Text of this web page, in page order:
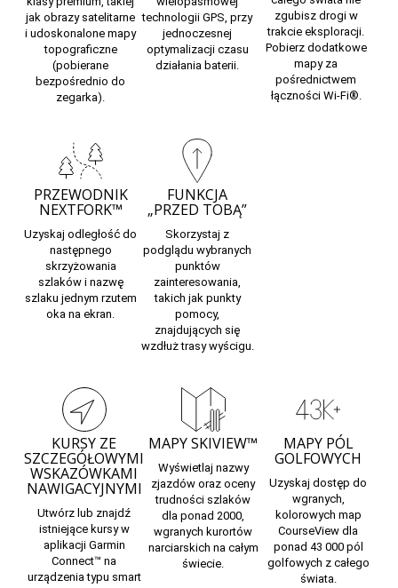
jak obrazy satelitarne
i udoskonalone mapy
topograficzne
(pobierane
bezpośrednio do
zegarka).
technologii GPS, przy
jednoczesnej
optymalizacji czasu
działania baterii.
zgubisz drogi w
trakcie eksploracji.
Pobierz dodatkowe
mapy za
pośrednictwem
łączności Wi-Fi®.
PRZEWODNIK
NEXTFORK™
Uzyskaj odległość do
następnego
skrzyżowania
szlaków i nazwę
szlaku jednym rzutem
oka na ekran.
FUNKCJA
„PRZED TOBĄ”
Skorzystaj z
podglądu wybranych
punktów
zainteresowania,
takich jak punkty
pomocy,
znajdujących się
wzdłuż trasy wyścigu.
KURSY ZE
SZCZEGÓŁOWYMI
WSKAZÓWKAMI
NAWIGACYJNYMI
Utwórz lub znajdź
istniejące kursy w
aplikacji Garmin
Connect™ na
urządzenia typu smart
MAPY SKIVIEW™
Wyświetlaj nazwy
zjazdów oraz oceny
trudności szlaków
dla ponad 2000,
wgranych kurortów
narciarskich na całym
świecie.
MAPY PÓL
GOLFOWYCH
Uzyskaj dostęp do
wgranych,
kolorowych map
CourseView dla
ponad 43 000 pól
golfowych z całego
świata.